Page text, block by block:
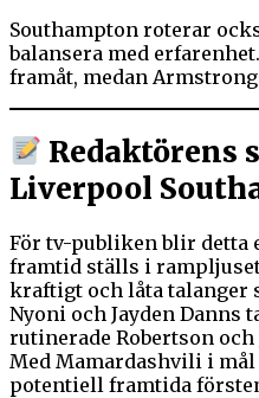
Southampton roterar
balansera med
framåt, medan
Redaktörens
Liverpool
För tv-publiken blir detta
framtid ställs i
kraftigt och låta talanger
Nyoni och Jayden Danns
rutinerade Robertson
Med Mamardashvili i mål
potentiell framtida